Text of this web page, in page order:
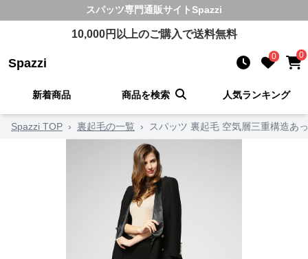
スパッツ専門通販サイトSpazzi
10,000円以上のご購入で送料無料
Spazzi 0 0
新着商品 商品を検索 人気ランキング
Spazzi TOP › 裏起毛の一覧 › スパッツ 裏起毛 空気層三重構造あ